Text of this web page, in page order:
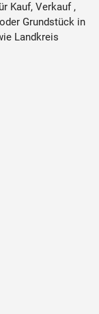
Kauf, Verkauf ,
Grundstück in
Landkreis